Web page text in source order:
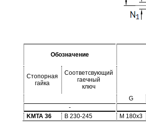
Обозначение
Стопорная
гайка
Соответсвующий
гаечный
ключ
G
-
KMTA 36
B 230-245 M 180x3